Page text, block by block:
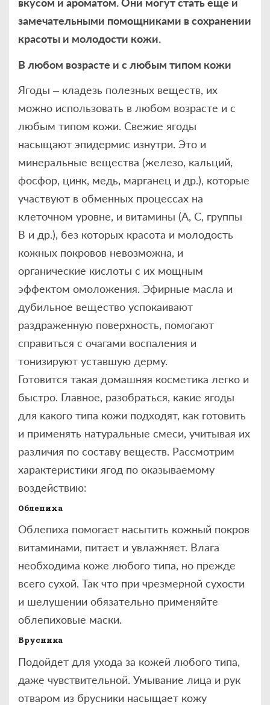
замечательными помощниками в сохранении
красоты и молодости кожи.
В любом возрасте и с любым типом кожи
Ягоды – кладезь полезных веществ, их
можно использовать в любом возрасте и с
любым типом кожи. Свежие ягоды
насыщают эпидермис изнутри. Это и
минеральные вещества (железо, кальций,
фосфор, цинк, медь, марганец и др.), которые
участвуют в обменных процессах на
клеточном уровне, и витамины (А, С, группы
В и др.), без которых красота и молодость
кожных покровов невозможна, и
органические кислоты с их мощным
эффектом омоложения. Эфирные масла и
дубильное вещество успокаивают
раздраженную поверхность, помогают
справиться с очагами воспаления и
тонизируют уставшую дерму.
Готовится такая домашняя косметика легко и
быстро. Главное, разобраться, какие ягоды
для какого типа кожи подходят, как готовить
и применять натуральные смеси, учитывая их
различия по составу веществ. Рассмотрим
характеристики ягод по оказываемому
воздействию:
Облепиха
Облепиха помогает насытить кожный покров
витаминами, питает и увлажняет. Влага
необходима коже любого типа, но прежде
всего сухой. Так что при чрезмерной сухости
и шелушении обязательно применяйте
облепиховые маски.
Брусника
Подойдет для ухода за кожей любого типа,
даже чувствительной. Умывание лица и рук
отваром из брусники насыщает кожу